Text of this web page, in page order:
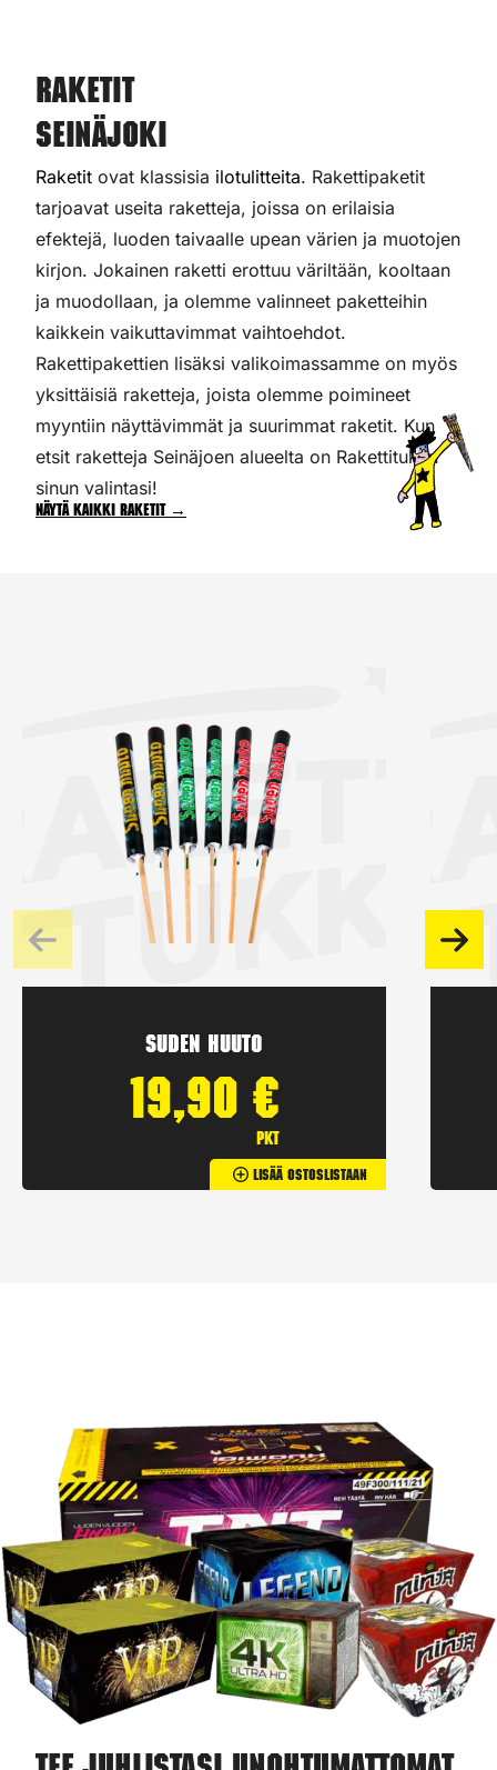
Raketit
Seinäjoki
Raketit ovat klassisia ilotulitteita. Rakettipaketit
tarjoavat useita raketteja, joissa on erilaisia
efektejä, luoden taivaalle upean värien ja muotojen
kirjon. Jokainen raketti erottuu väriltään, kooltaan
ja muodollaan, ja olemme valinneet paketteihin
kaikkein vaikuttavimmat vaihtoehdot.
Rakettipakettien lisäksi valikoimassamme on myös
yksittäisiä raketteja, joista olemme poimineet
myyntiin näyttävimmät ja suurimmat raketit. Kun
etsit raketteja Seinäjoen alueelta on Rakettitukku
sinun valintasi!
Näytä kaikki raketit →
Suden huuto
19,90 €
pkt
Lisää Ostoslistaan